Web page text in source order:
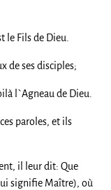
le Fils de Dieu.
de ses disciples;
l`Agneau de Dieu.
paroles, et ils
il leur dit: Que
signifie Maître), où